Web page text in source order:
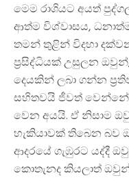
මෙම රාශියට අයත්
ආත්ම විශ්වාසය,
තමන් තුළින් විදහා
ප්‍රසිද්ධියක් උසුලන
දෙයකින් ලබා ගන්න
සහිතවයි ජීවත්
වෙන අයයි. ඒ නිසාම
හැකියාවක් තිබෙන
ආදරයේ ගැඹුරට යද්දී
කොතැනද කියලාත්